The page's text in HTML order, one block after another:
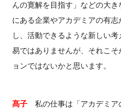
んの寛解を目指す」などの大
にある企業やアカデミアの有
し、活動できるような新しい
易ではありませんが、それこ
ョンではないかと思います。
髙子私の仕事は「アカデミア